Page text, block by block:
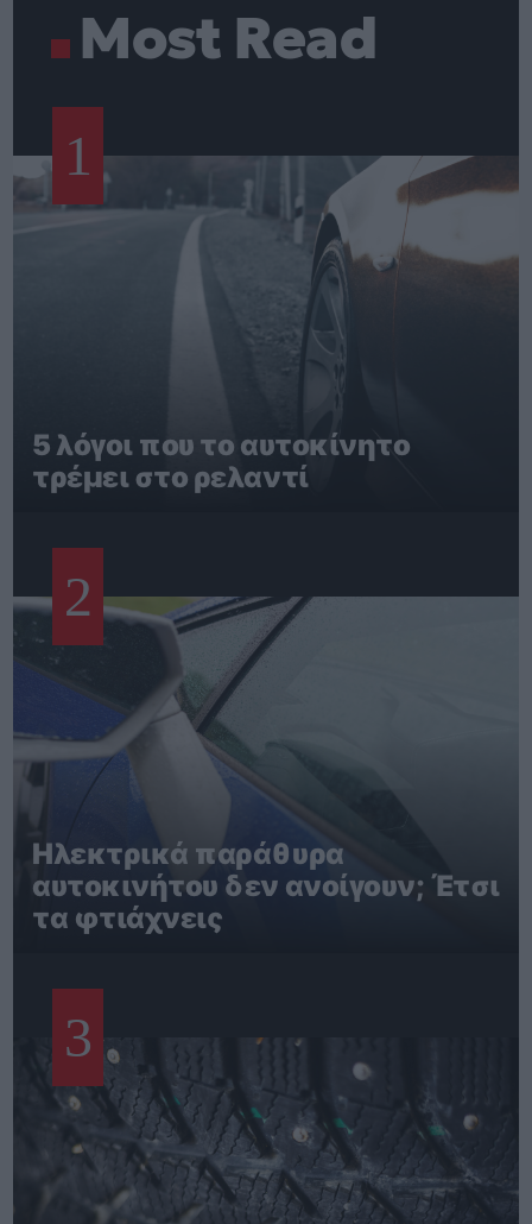
Most Read
1
5 λόγοι που το αυτοκίνητο
τρέμει στο ρελαντί
2
Ηλεκτρικά παράθυρα
αυτοκινήτου δεν ανοίγουν; Έτσι
τα φτιάχνεις
3